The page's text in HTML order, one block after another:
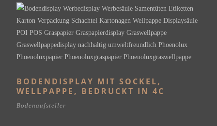
BODENDISPLAY MIT SOCKEL,
WELLPAPPE, BEDRUCKT IN 4C
Bodenaufsteller